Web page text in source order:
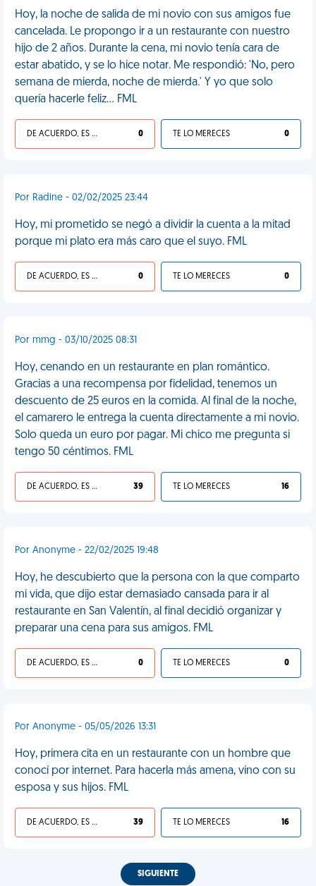
Hoy, la noche de salida de mi novio con sus amigos fue
cancelada. Le propongo ir a un restaurante con nuestro
hijo de 2 años. Durante la cena, mi novio tenía cara de
estar abatido, y se lo hice notar. Me respondió: 'No, pero
semana de mierda, noche de mierda.' Y yo que solo
quería hacerle feliz... FML
DE ACUERDO, ES UNA VIDA HP 0 TE LO MERECES 0
Por Radine - 02/02/2025 23:44
Hoy, mi prometido se negó a dividir la cuenta a la mitad
porque mi plato era más caro que el suyo. FML
DE ACUERDO, ES UNA VIDA HP 0 TE LO MERECES 0
Por mmg - 03/10/2025 08:31
Hoy, cenando en un restaurante en plan romántico.
Gracias a una recompensa por fidelidad, tenemos un
descuento de 25 euros en la comida. Al final de la noche,
el camarero le entrega la cuenta directamente a mi novio.
Solo queda un euro por pagar. Mi chico me pregunta si
tengo 50 céntimos. FML
DE ACUERDO, ES UNA VIDA HP 39 TE LO MERECES 16
Por Anonyme - 22/02/2025 19:48
Hoy, he descubierto que la persona con la que comparto
mi vida, que dijo estar demasiado cansada para ir al
restaurante en San Valentín, al final decidió organizar y
preparar una cena para sus amigos. FML
DE ACUERDO, ES UNA VIDA HP 0 TE LO MERECES 0
Por Anonyme - 05/05/2026 13:31
Hoy, primera cita en un restaurante con un hombre que
conocí por internet. Para hacerla más amena, vino con su
esposa y sus hijos. FML
DE ACUERDO, ES UNA VIDA HP 39 TE LO MERECES 16
SIGUIENTE